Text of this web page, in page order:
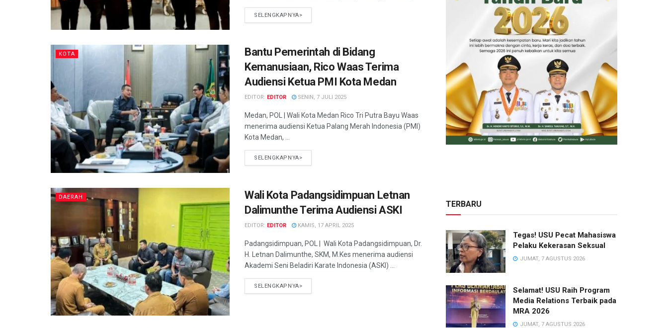
SELENGKAPNYA>
KOTA
Bantu Pemerintah di Bidang
Kemanusiaan, Rico Waas Terima
Audiensi Ketua PMI Kota Medan
EDITOR: EDITOR SENIN, 7 JULI 2025
Medan, POL | Wali Kota Medan Rico Tri Putra Bayu Waas
menerima audiensi Ketua Palang Merah Indonesia (PMI)
Kota Medan, ...
SELENGKAPNYA>
DAERAH
Wali Kota Padangsidimpuan Letnan
Dalimunthe Terima Audiensi ASKI
EDITOR: EDITOR KAMIS, 17 APRIL 2025
Padangsidimpuan, POL | Wali Kota Padangsidimpuan, Dr.
H. Letnan Dalimunthe, SKM, M.Kes menerima audiensi
Akademi Seni Beladiri Karate Indonesia (ASKI) ...
SELENGKAPNYA>
TERBARU
Tegas! USU Pecat Mahasiswa
Pelaku Kekerasan Seksual
JUMAT, 7 AGUSTUS 2026
Selamat! USU Raih Program
Media Relations Terbaik pada
MRA 2026
JUMAT, 7 AGUSTUS 2026